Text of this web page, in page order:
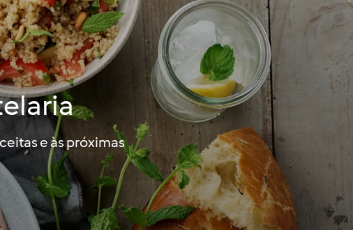
e às próximas